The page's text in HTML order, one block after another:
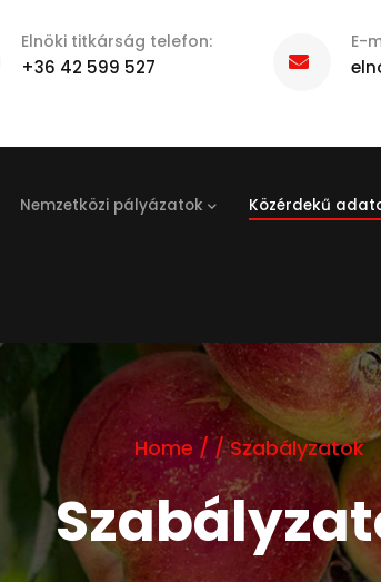
Elnöki titkárság telefon:
+36 42 599 527
E-
Nemzetközi pályázatok Közérdekű
Home / / Szabályzatok